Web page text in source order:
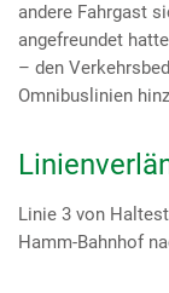
andere Fahrgast
angefreundet
– den
Omnibuslinien
Linie 3 von
Hamm-Bahnhof